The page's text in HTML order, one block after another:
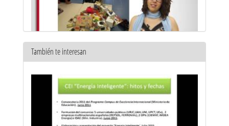
activas de aprendizaje: aprendizaje por descubrimiento
También te interesan